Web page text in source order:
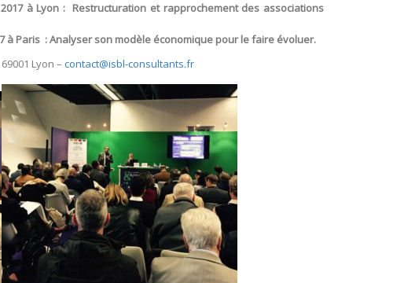
2017 à Lyon : Restructuration et rapprochement des associations
à Paris : Analyser son modèle économique pour le faire évoluer.
Lyon – contact@isbl-consultants.fr